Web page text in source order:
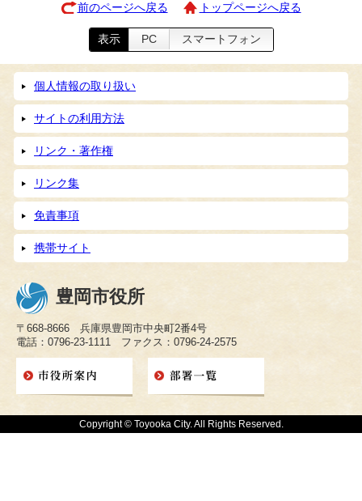
前のページへ戻る トップページへ戻る
表示 PC スマートフォン
個人情報の取り扱い
サイトの利用方法
リンク・著作権
リンク集
免責事項
携帯サイト
豊岡市役所
〒668-8666 兵庫県豊岡市中央町2番4号
電話：0796-23-1111 ファクス：0796-24-2575
Copyright © Toyooka City. All Rights Reserved.